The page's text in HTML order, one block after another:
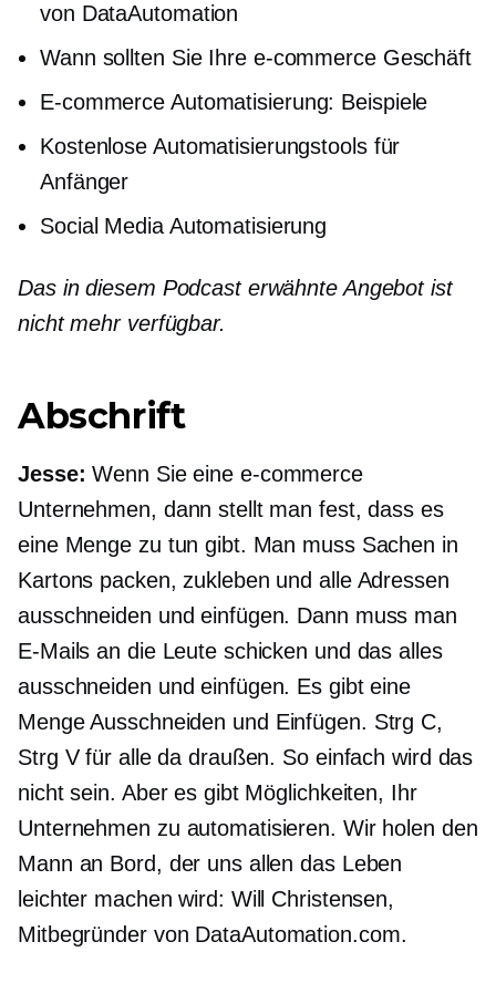
von DataAutomation
Wann sollten Sie Ihre e-commerceGeschäft
E-commerce Automatisierung: Beispiele
Kostenlose Automatisierungstools für
Anfänger
Social Media Automatisierung
Das in diesem Podcast erwähnte Angebot ist
nicht mehr verfügbar.
Abschrift
Jesse: Wenn Sie eine e-commerce
Unternehmen, dann stellt man fest, dass es
eine Menge zu tun gibt. Man muss Sachen in
Kartons packen, zukleben und alle Adressen
ausschneiden und einfügen. Dann muss man
E-Mails an die Leute schicken und das alles
ausschneiden und einfügen. Es gibt eine
Menge Ausschneiden und Einfügen. Strg C,
Strg V für alle da draußen. So einfach wird das
nicht sein. Aber es gibt Möglichkeiten, Ihr
Unternehmen zu automatisieren. Wir holen den
Mann an Bord, der uns allen das Leben
leichter machen wird: Will Christensen,
Mitbegründervon DataAutomation.com.